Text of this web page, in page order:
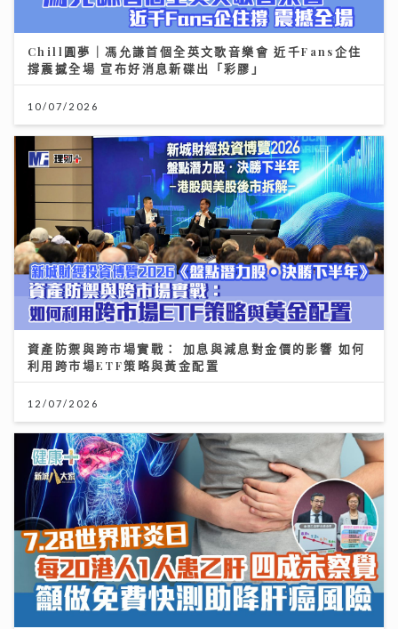
Chill圓夢｜馮允謙首個全英文歌音樂會 近千Fans企住
撐震撼全場 宣布好消息新碟出「彩膠」
10/07/2026
資產防禦與跨市場實戰： 加息與減息對金價的影響 如何
利用跨市場ETF策略與黃金配置
12/07/2026